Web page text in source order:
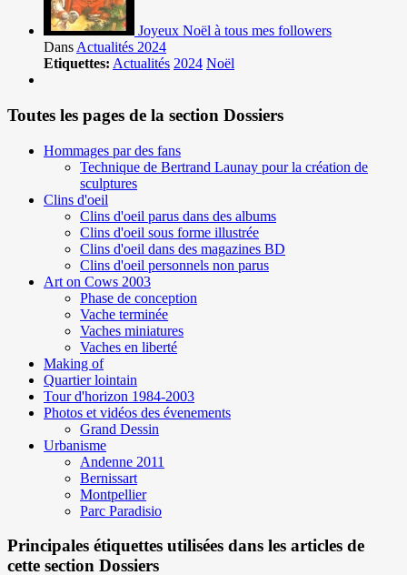
Joyeux Noël à tous mes followers
Dans Actualités 2024
Etiquettes: Actualités 2024 Noël
Toutes les pages de la section Dossiers
Hommages par des fans
Technique de Bertrand Launay pour la création de
sculptures
Clins d'oeil
Clins d'oeil parus dans des albums
Clins d'oeil sous forme illustrée
Clins d'oeil dans des magazines BD
Clins d'oeil personnels non parus
Art on Cows 2003
Phase de conception
Vache terminée
Vaches miniatures
Vaches en liberté
Making of
Quartier lointain
Tour d'horizon 1984-2003
Photos et vidéos des évenements
Grand Dessin
Urbanisme
Andenne 2011
Bernissart
Montpellier
Parc Paradisio
Principales étiquettes utilisées dans les articles de
cette section Dossiers